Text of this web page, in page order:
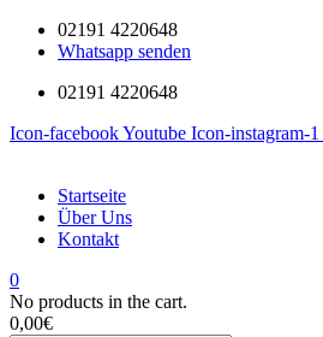
02191 4220648
Whatsapp senden
02191 4220648
Icon-facebookYoutube Icon-instagram-1
Startseite
Über Uns
Kontakt
0
No products in the cart.
0,00€